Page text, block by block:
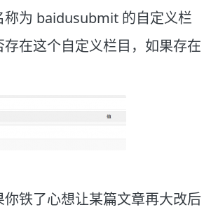
称为 baidusubmit 的自定义栏
在这个自定义栏目，如果存在
铁了心想让某篇文章再大改后